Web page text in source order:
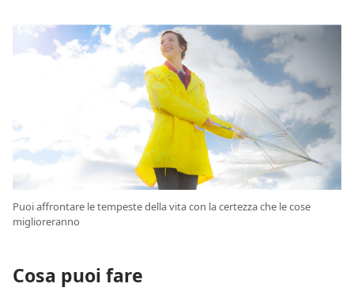
Puoi affrontare le tempeste della vita con la certezza che le cose
miglioreranno
Cosa puoi fare